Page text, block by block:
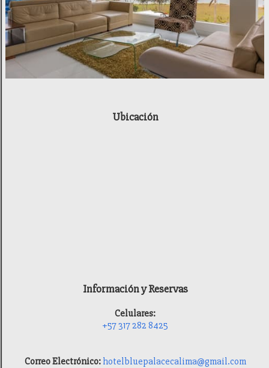
Ubicación
Información y Reservas
Celulares:
+57 317 282 8425
Correo Electrónico: hotelbluepalacecalima@gmail.com